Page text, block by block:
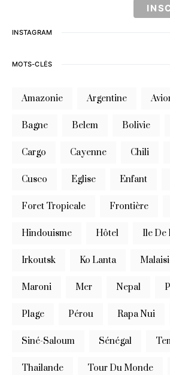
INSTAGRAM
MOTS-CLÉS
Amazonie Argentine
Bagne Belem Bolivie
Cargo Cayenne Chili
Cusco Eglise Enfant
Foret Tropicale Frontière
Hindouisme Hôtel Ile De
Irkoutsk Ko Lanta
Maroni Mer Nepal
Plage Pérou Rapa Nui
Siné-Saloum Sénégal
Thailande Tour Du Monde